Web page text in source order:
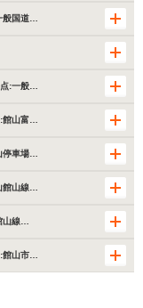
般国道…
点:一般…
:館山富…
停車場…
館山線…
山線…
:館山市…